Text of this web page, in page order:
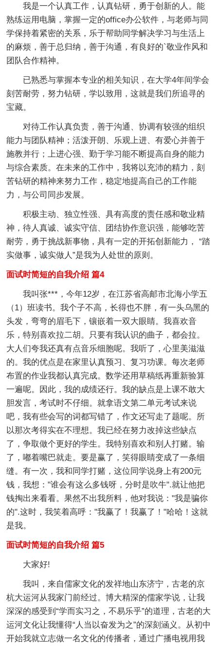
我是一个认真工作，认真钻研，勇于创新的人。能
熟练运用电脑，掌握一定的office办公软件，与老师与同
学保持着紧密的关系，乐于帮助同学解决学习与生活上
的麻烦，善于总归纳，善于沟通，有良好的`敬业作风和
团队合作精神。
已熟悉与掌握本专业的相关知识，在大学4年间学会
刻苦耐劳，努力钻研，学以致用，这就是我们所追寻的
宝藏。
对待工作认真负责，善于沟通、协调有较强的组织
能力与团队精神；活泼开朗、乐观上进、有爱心并善于
施教并行；上进心强、勤于学习能不断提高自身的能力
与综合素质。在未来的工作中，我将以充沛的精力，刻
苦钻研的精神来努力工作，稳定地提高自己的工作能
力，与公司同步发展。
积极主动、独立性强、具有高度的责任感和敬业精
神，待人真诚、诚实守信、团结协作意识强，能够吃苦
耐劳，勇于挑战新事物，具有一定的开拓创新能力， “踏
实做事，诚实做人”是我为人处世的原则。
面试时简短的自我介绍 篇4
我叫张***，今年12岁，在江苏省高邮市北海小学五
（1）班读书。我个子不高，长得也不胖，有一头乌黑的
头发，弯弯的眉毛下，镶嵌着一双大眼睛。我喜欢音
乐，特别喜欢拉二胡。只要有我认识的曲子，都会拉。
大人们夸我还真有点音乐细胞呢。我听了，心里美滋滋
的。我的优点是在家里认真预习、复习功课。每次老师
布置的作业我都认真完成。数学还用草稿纸再重新验算
一遍呢。因此，我的成绩还行。我的缺点是上课不敢大
胆发言，考试时不仔细。就拿语文第二单元考试来说
吧，我有些会写的词都写错了，作文还写走了题呢。所
以那次考得实在不理想。我已经在努力改掉这些缺点
了，争取做个更好的学生。我特别喜欢和别人打赌。输
了，嘟着嘴巴就走。要是赢了，笑得眼睛变成了一条细
缝。有一次，我和同学打赌，这位同学说身上有200元
钱，我想："谁会有这么多钱呀，分时是吹牛".就让他把
钱掏出来看看。果然不出我所料，他对我说："我是骗你
的".这时，我笑着高呼："我赢了！我赢了！"哈哈！这就
是我。
面试时简短的自我介绍 篇5
大家好!
我叫，来自儒家文化的发祥地山东济宁，古老的京
杭大运河从我家门前经过。博大精深的儒家学说，让我
深深的感受到“学而实习之，不易乐乎”的道理，古老的大
运河文化让我懂得“人当以奋发为之”的深刻涵义。从初中
开始我就立志做一名文化的传播者，通过广播电视用我